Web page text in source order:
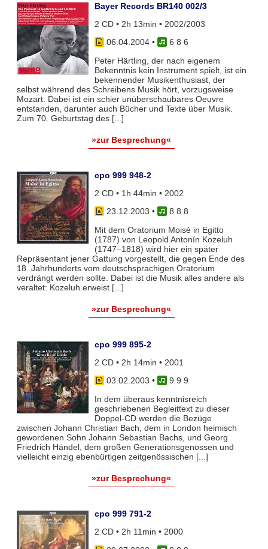
Bayer Records BR140 002/3
2 CD • 2h 13min • 2002/2003
06.04.2004•
6 8 6
Peter Härtling, der nach eigenem
Bekenntnis kein Instrument spielt, ist ein
bekennender Musikenthusiast, der
selbst während des Schreibens Musik hört, vorzugsweise
Mozart. Dabei ist ein schier unüberschaubares Oeuvre
entstanden, darunter auch Bücher und Texte über Musik.
Zum 70. Geburtstag des [...]
»zur Besprechung«
cpo 999 948-2
2 CD • 1h 44min • 2002
23.12.2003 •
8 8 8
Mit dem Oratorium Moisè in Egitto
(1787) von Leopold Antonín Kozeluh
(1747–1818) wird hier ein später
Repräsentant jener Gattung vorgestellt, die gegen Ende des
18. Jahrhunderts vom deutschsprachigen Oratorium
verdrängt werden sollte. Dabei ist die Musik alles andere als
veraltet: Kozeluh erweist [...]
»zur Besprechung«
cpo 999 895-2
2 CD • 2h 14min • 2001
03.02.2003 •
9 9 9
In dem überaus kenntnisreich
geschriebenen Begleittext zu dieser
Doppel-CD werden die Bezüge
zwischen Johann Christian Bach, dem in London heimisch
gewordenen Sohn Johann Sebastian Bachs, und Georg
Friedrich Händel, dem großen Generationsgenossen und
vielleicht einzig ebenbürtigen zeitgenössischen [...]
»zur Besprechung«
cpo 999 791-2
2 CD • 2h 11min • 2000